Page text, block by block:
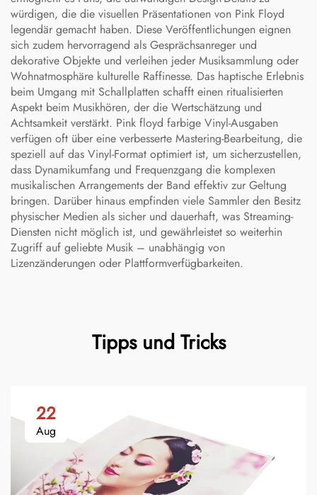
würdigen, die die visuellen Präsentationen von Pink Floyd
legendär gemacht haben. Diese Veröffentlichungen eignen
sich zudem hervorragend als Gesprächsanreger und
dekorative Objekte und verleihen jeder Musiksammlung oder
Wohnatmosphäre kulturelle Raffinesse. Das haptische Erlebnis
beim Umgang mit Schallplatten schafft einen ritualisierten
Aspekt beim Musikhören, der die Wertschätzung und
Achtsamkeit verstärkt. Pink floyd farbige Vinyl-Ausgaben
verfügen oft über eine verbesserte Mastering-Bearbeitung, die
speziell auf das Vinyl-Format optimiert ist, um sicherzustellen,
dass Dynamikumfang und Frequenzgang die komplexen
musikalischen Arrangements der Band effektiv zur Geltung
bringen. Darüber hinaus empfinden viele Sammler den Besitz
physischer Medien als sicher und dauerhaft, was Streaming-
Diensten nicht möglich ist, und gewährleistet so weiterhin
Zugriff auf geliebte Musik – unabhängig von
Lizenzänderungen oder Plattformverfügbarkeiten.
Tipps und Tricks
22
Aug